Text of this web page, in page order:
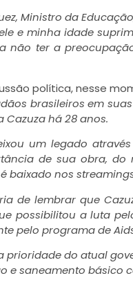
Ministro da
e minha idade
não ter a
política, nesse
brasileiros em
há 28 anos.
um legado
de sua obra,
baixado nos
de lembrar que
possibilitou a luta
pelo programa de
prioridade do atual
e saneamento básico